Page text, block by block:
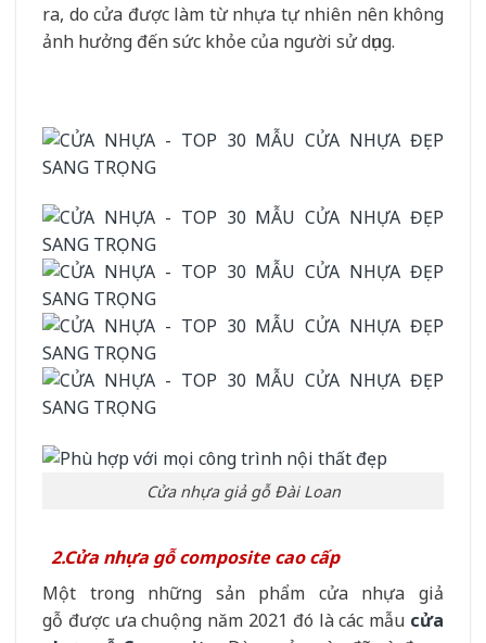
ra, do cửa được làm từ nhựa tự nhiên nên không
ảnh hưởng đến sức khỏe của người sử dụng.
Cửa nhựa giả gỗ Đài Loan
2.Cửa nhựa gỗ composite cao cấp
Một trong những sản phẩm cửa nhựa giả
gỗ được ưa chuộng năm 2021 đó là các mẫu cửa